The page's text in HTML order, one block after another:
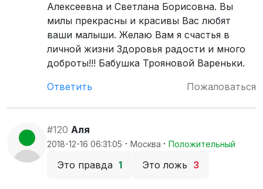
Алексеевна и Светлана Борисовна. Вы
милы прекрасны и красивы Вас любят
ваши малыши. Желаю Вам я счастья в
личной жизни Здоровья радости и много
доброты!!! Бабушка Трояновой Вареньки.
Ответить
Пожаловаться
#120 Аля
2018-12-16 06:31:05 · Москва · Положительный
Это правда 1 Это ложь 3